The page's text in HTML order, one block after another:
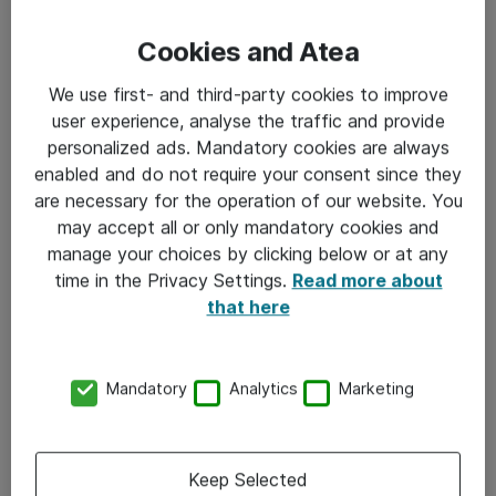
– Nettopp derfor blir strategisk evne helt avgjørende
for IT‑ledere fremover. Du må vite hvor du skal, fordi
det ikke lenger er mulig å snu hele organisasjonen fra
uke til uke. Det handler om å planlegge for endring, sier
han.
For Tjeldnes er ikke strategi et dokument, men et
kontinuerlig lederansvar som må forankres i
toppledelsen og deles på tvers av fagmiljøer.
🔍 Innsikt fra CIO Analytics 2026
peker på et helhetlig perspektiv som det viktigste
kjennetegnet på godt lederskap, tett fulgt av evnen
Cookies and Atea
We use first- and third-party cookies to improve
user experience, analyse the traffic and provide
personalized ads. Mandatory cookies are always
enabled and do not require your consent since they
are necessary for the operation of our website. You
may accept all or only mandatory cookies and
manage your choices by clicking below or at any
time in the Privacy Settings. Read more about
that here
Mandatory Analytics Marketing
Keep Selected